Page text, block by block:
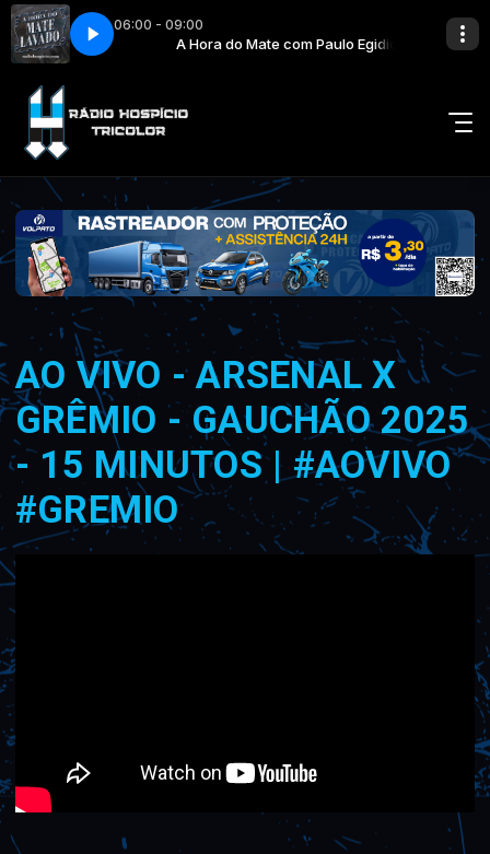
06:00 - 09:00
Paulo Egidio A Hora do Mate com Paulo Egidio
Melo - Paleteada (2) Cesar Oliveira & Rogerio Melo - Paleteada (2)
AO VIVO - ARSENAL X
GRÊMIO - GAUCHÃO 2025
- 15 MINUTOS | #AOVIVO
#GREMIO